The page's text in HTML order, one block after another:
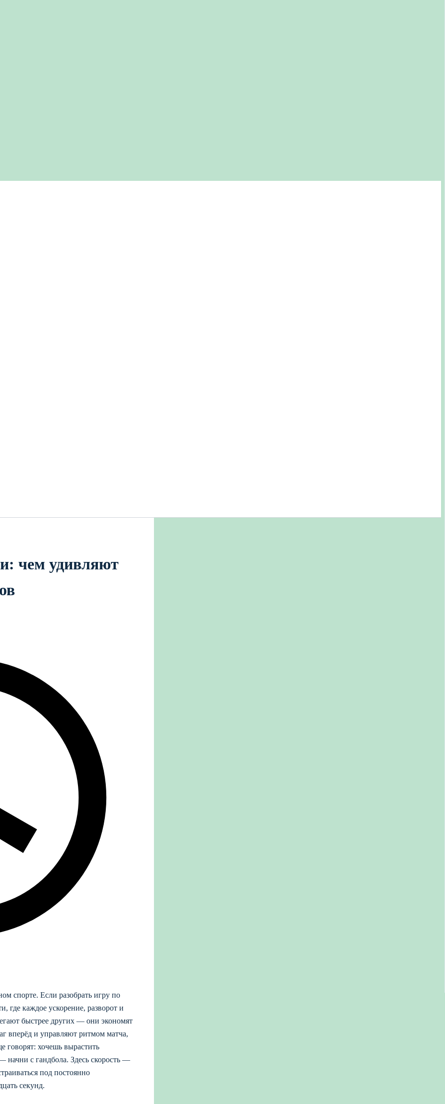
чем удивляют
спорте. Если разобрать игру по
где каждое ускорение, разворот и
быстрее других — они экономят
вперёд и управляют ритмом матча,
говорят: хочешь вырастить
начни с гандбола. Здесь скорость —
под постоянно
секунд.